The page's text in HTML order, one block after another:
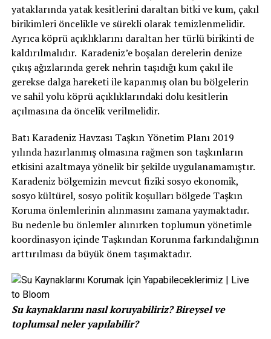
yataklarında yatak kesitlerini daraltan bitki ve kum, çakıl
birikimleri öncelikle ve sürekli olarak temizlenmelidir.
Ayrıca köprü açıklıklarını daraltan her türlü birikinti de
kaldırılmalıdır. Karadeniz’e boşalan derelerin denize
çıkış ağızlarında gerek nehrin taşıdığı kum çakıl ile
gerekse dalga hareketi ile kapanmış olan bu bölgelerin
ve sahil yolu köprü açıklıklarındaki dolu kesitlerin
açılmasına da öncelik verilmelidir.
Batı Karadeniz Havzası Taşkın Yönetim Planı 2019
yılında hazırlanmış olmasına rağmen son taşkınların
etkisini azaltmaya yönelik bir şekilde uygulanamamıştır.
Karadeniz bölgemizin mevcut fiziki sosyo ekonomik,
sosyo kültürel, sosyo politik koşulları bölgede Taşkın
Koruma önlemlerinin alınmasını zamana yaymaktadır.
Bu nedenle bu önlemler alınırken toplumun yönetimle
koordinasyon içinde Taşkından Korunma farkındalığının
arttırılması da büyük önem taşımaktadır.
Su kaynaklarını nasıl koruyabiliriz? Bireysel ve
toplumsal neler yapılabilir?